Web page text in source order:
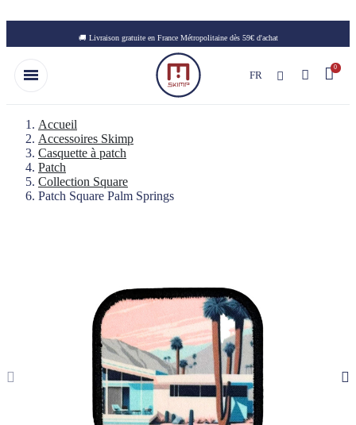
🚚 Livraison gratuite en France Métropolitaine dès 59€ d'achat
FR
Accueil
Accessoires Skimp
Casquette à patch
Patch
Collection Square
Patch Square Palm Springs